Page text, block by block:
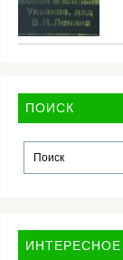
ПОИСК
ИНТЕРЕСНОЕ